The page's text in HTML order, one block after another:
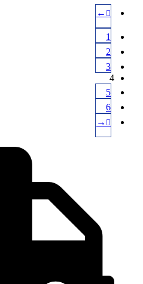
←
1
2
3
4
5
6
→